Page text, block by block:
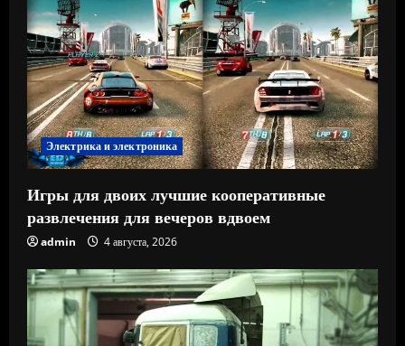
Электрика и электроника
Игры для двоих лучшие кооперативные
развлечения для вечеров вдвоем
admin 4 августа, 2026